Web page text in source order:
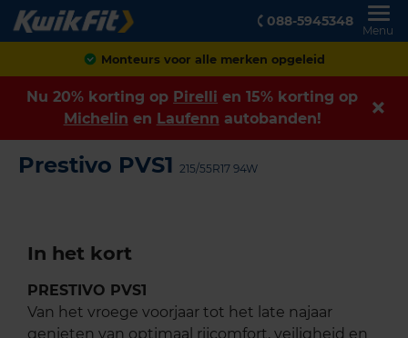
088-5945348
Menu
Monteurs voor alle merken opgeleid
Nu 20% korting op Pirelli en 15% korting op
Michelin en Laufenn autobanden!
Prestivo PVS1 215/55R17 94W
In het kort
PRESTIVO PVS1
Van het vroege voorjaar tot het late najaar
genieten van optimaal rijcomfort, veiligheid en